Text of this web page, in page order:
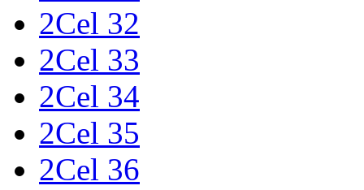
2Cel 32
2Cel 33
2Cel 34
2Cel 35
2Cel 36